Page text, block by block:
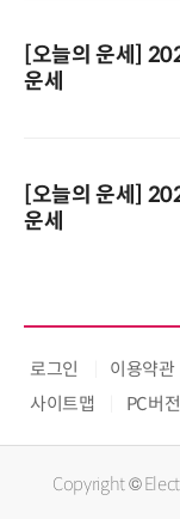
[오늘의 운세]
운세
[오늘의 운세]
운세
로그인 이용약관
사이트맵
PC버전
Copyright ©